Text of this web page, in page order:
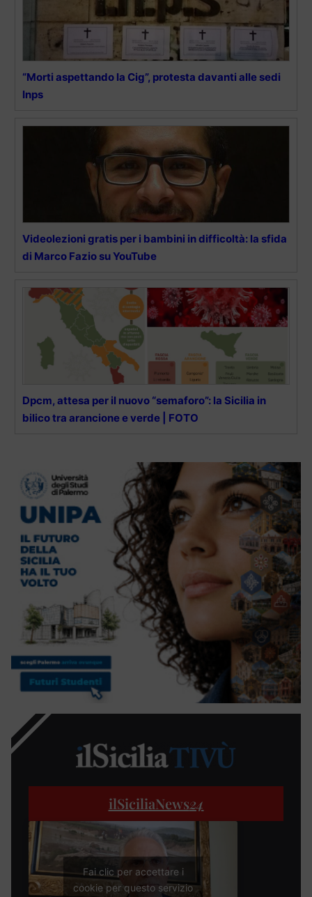
“Morti aspettando la Cig”, protesta davanti alle sedi
Inps
Videolezioni gratis per i bambini in difficoltà: la sfida
di Marco Fazio su YouTube
Dpcm, attesa per il nuovo “semaforo”: la Sicilia in
bilico tra arancione e verde | FOTO
ilSiciliaNews24
Fai clic per accettare i
cookie per questo servizio